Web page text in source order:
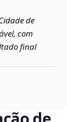
de
com
final